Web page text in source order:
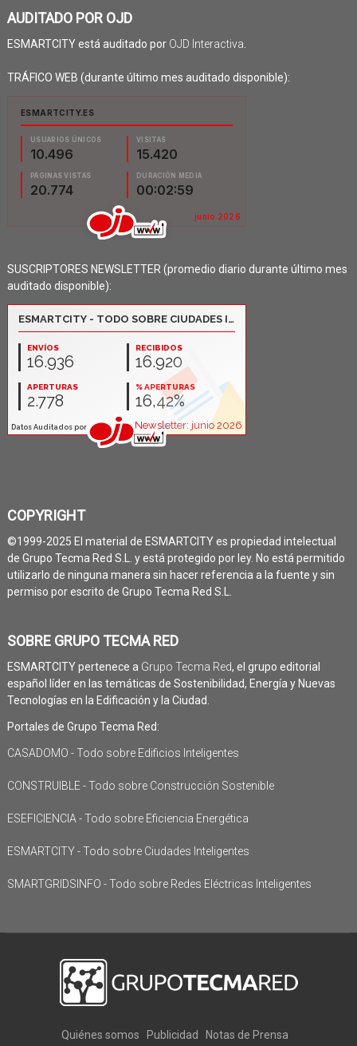
AUDITADO POR OJD
ESMARTCITY está auditado por OJD Interactiva
TRÁFICO WEB (durante último mes auditado disponible):
SUSCRIPTORES NEWSLETTER (promedio diario durante último mes
auditado disponible):
COPYRIGHT
©1999-2025 El material de ESMARTCITY es propiedad intelectual
de Grupo Tecma Red S.L. y está protegido por ley. No está permitido
utilizarlo de ninguna manera sin hacer referencia a la fuente y sin
permiso por escrito de Grupo Tecma Red S.L.
SOBRE GRUPO TECMA RED
ESMARTCITY pertenece a Grupo Tecma Red, el grupo editorial
español líder en las temáticas de Sostenibilidad, Energía y Nuevas
Tecnologías en la Edificación y la Ciudad.
Portales de Grupo Tecma Red:
CASADOMO - Todo sobre Edificios Inteligentes
CONSTRUIBLE - Todo sobre Construcción Sostenible
ESEFICIENCIA - Todo sobre Eficiencia Energética
ESMARTCITY - Todo sobre Ciudades Inteligentes
SMARTGRIDSINFO - Todo sobre Redes Eléctricas Inteligentes
Quiénes somos Publicidad
Notas de Prensa